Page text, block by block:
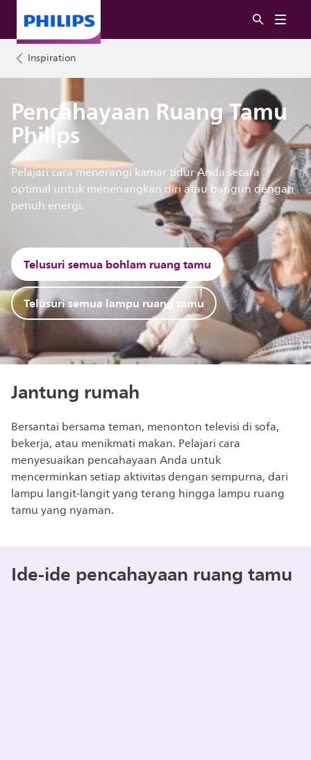
Inspiration
Pencahayaan Ruang Tamu
Philips
Pelajari cara menerangi kamar tidur Anda secara
optimal untuk menenangkan diri atau bangun dengan
penuh energi.
Telusuri semua bohlam ruang tamu
Telusuri semua lampu ruang tamu
Jantung rumah
Bersantai bersama teman, menonton televisi di sofa,
bekerja, atau menikmati makan. Pelajari cara
menyesuaikan pencahayaan Anda untuk
mencerminkan setiap aktivitas dengan sempurna, dari
lampu langit-langit yang terang hingga lampu ruang
tamu yang nyaman.
Ide-ide pencahayaan ruang tamu